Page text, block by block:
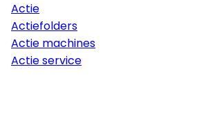
Actie
Actiefolders
Actie machines
Actie service